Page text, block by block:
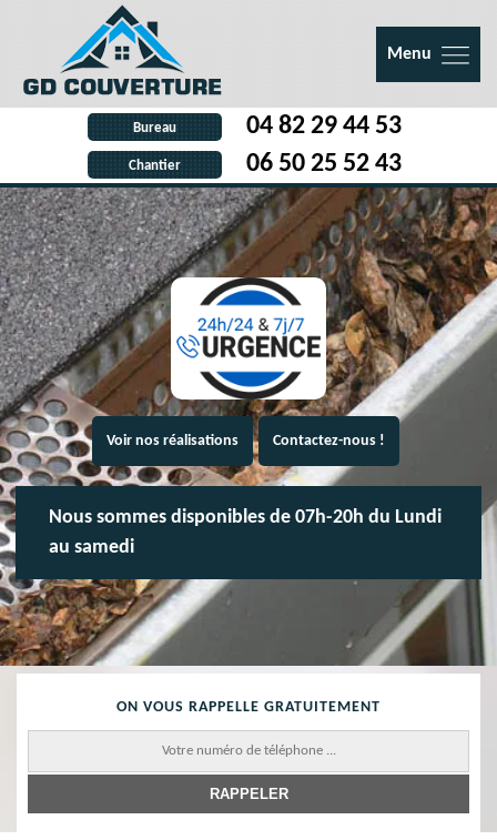
Menu
Bureau 04 82 29 44 53
Chantier 06 50 25 52 43
Voir nos réalisations Contactez-nous !
Nous sommes disponibles de 07h-20h du Lundi
au samedi
ON VOUS RAPPELLE GRATUITEMENT